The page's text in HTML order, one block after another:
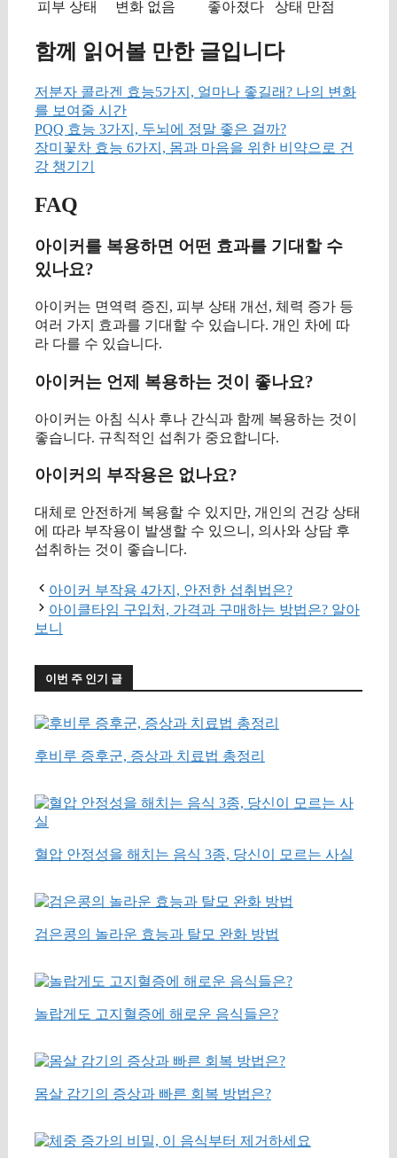
피부 상태 변화 없음 좋아졌다 상태 만점
함께 읽어볼 만한 글입니다
저분자 콜라겐 효능5가지, 얼마나 좋길래? 나의 변화
를 보여줄 시간
PQQ 효능 3가지, 두뇌에 정말 좋은 걸까?
장미꽃차 효능 6가지, 몸과 마음을 위한 비약으로 건
강 챙기기
FAQ
아이커를 복용하면 어떤 효과를 기대할 수
있나요?
아이커는 면역력 증진, 피부 상태 개선, 체력 증가 등
여러 가지 효과를 기대할 수 있습니다. 개인 차에 따
라 다를 수 있습니다.
아이커는 언제 복용하는 것이 좋나요?
아이커는 아침 식사 후나 간식과 함께 복용하는 것이
좋습니다. 규칙적인 섭취가 중요합니다.
아이커의 부작용은 없나요?
대체로 안전하게 복용할 수 있지만, 개인의 건강 상태
에 따라 부작용이 발생할 수 있으니, 의사와 상담 후
섭취하는 것이 좋습니다.
아이커 부작용 4가지, 안전한 섭취법은?
아이클타임 구입처, 가격과 구매하는 방법은? 알아
보니
이번 주 인기 글
후비루 증후군, 증상과 치료법 총정리
혈압 안정성을 해치는 음식 3종, 당신이 모르는 사실
검은콩의 놀라운 효능과 탈모 완화 방법
놀랍게도 고지혈증에 해로운 음식들은?
몸살 감기의 증상과 빠른 회복 방법은?